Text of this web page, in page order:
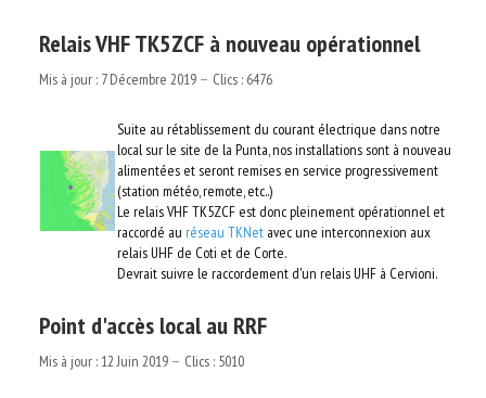
Relais VHF TK5ZCF à nouveau opérationnel
Mis à jour : 7 Décembre 2019 Clics : 6476
Suite au rétablissement du courant électrique dans notre
local sur le site de la Punta, nos installations sont à nouveau
alimentées et seront remises en service progressivement
(station météo, remote, etc..)
Le relais VHF TK5ZCF est donc pleinement opérationnel et
raccordé au réseau TKNet avec une interconnexion aux
relais UHF de Coti et de Corte.
Devrait suivre le raccordement d'un relais UHF à Cervioni.
Point d'accès local au RRF
Mis à jour : 12 Juin 2019 Clics : 5010